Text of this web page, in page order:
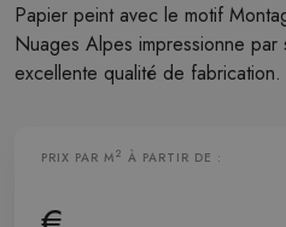
Papier peint avec le motif
Nuages Alpes impressionne
excellente qualité de fabrication.
PRIX PAR M2 À PARTIR DE :